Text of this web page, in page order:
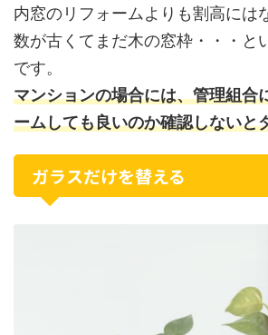
内窓のリフォームよりも割高には
数が古くてまだ木の窓枠・・・と
です。
マンションの場合には、管理組合
ームしても良いのか確認しないと
ガラスだけを替える